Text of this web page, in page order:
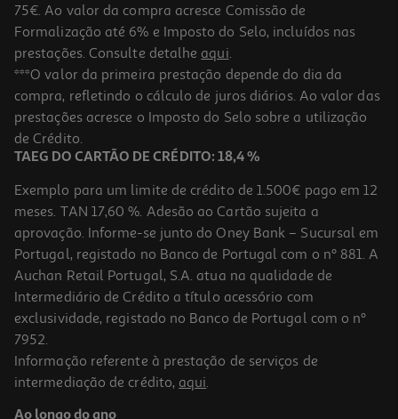
Livro A Arte De Acreditar De Neville Goddard
9.99 €/un
11,10 € PVP de editor
9,99 €
-10%
Livro A Luz Dentro De Ti De Jiddu Krishnamurti
75€. Ao valor da compra acresce Comissão de
Formalização até 6% e Imposto do Selo, incluídos nas
prestações. Consulte detalhe aqui.
***O valor da primeira prestação depende do dia da
compra, refletindo o cálculo de juros diários. Ao valor das
prestações acresce o Imposto do Selo sobre a utilização
de Crédito.
TAEG DO CARTÃO DE CRÉDITO: 18,4 %
Exemplo para um limite de crédito de 1.500€ pago em 12
meses. TAN 17,60 %. Adesão ao Cartão sujeita a
aprovação. Informe-se junto do Oney Bank – Sucursal em
Portugal, registado no Banco de Portugal com o nº 881. A
Auchan Retail Portugal, S.A. atua na qualidade de
Intermediário de Crédito a título acessório com
exclusividade, registado no Banco de Portugal com o nº
7952.
Informação referente à prestação de serviços de
intermediação de crédito, aqui.
Ao longo do ano